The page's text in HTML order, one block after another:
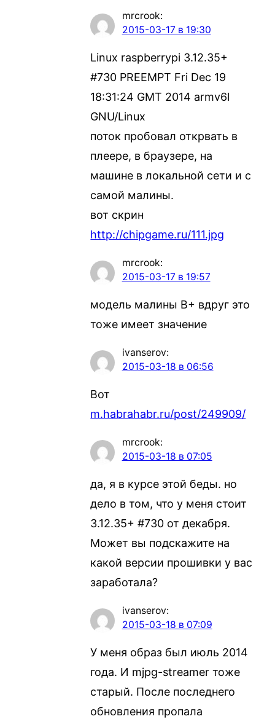
mrcrook:
2015-03-17 в 19:30
Linux raspberrypi 3.12.35+
#730 PREEMPT Fri Dec 19
18:31:24 GMT 2014 armv6l
GNU/Linux
поток пробовал открвать в
плеере, в браузере, на
машине в локальной сети и с
самой малины.
вот скрин
http://chipgame.ru/111.jpg
mrcrook:
2015-03-17 в 19:57
модель малины В+ вдруг это
тоже имеет значение
ivanserov:
2015-03-18 в 06:56
Вот
m.habrahabr.ru/post/249909/
mrcrook:
2015-03-18 в 07:05
да, я в курсе этой беды. но
дело в том, что у меня стоит
3.12.35+ #730 от декабря.
Может вы подскажите на
какой версии прошивки у вас
заработала?
ivanserov:
2015-03-18 в 07:09
У меня образ был июль 2014
года. И mjpg-streamer тоже
старый. После последнего
обновления пропала